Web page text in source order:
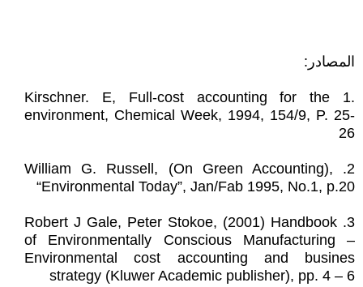
المصادر:
.1 Kirschner. E, Full-cost accounting for the
environment, Chemical Week, 1994, 154/9, P. 25-
26
2. William G. Russell, (On Green Accounting),
“Environmental Today”, Jan/Fab 1995, No.1, p.20
3. Robert J Gale, Peter Stokoe, (2001) Handbook
of Environmentally Conscious Manufacturing –
Environmental cost accounting and busines
strategy (Kluwer Academic publisher), pp. 4 – 6